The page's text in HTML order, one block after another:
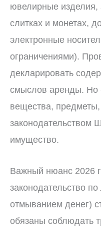
ювелирные изделия,
слитках и монетах,
электронные
ограничениями).
декларировать
смыслов аренды. Но
вещества,
законодательством
имущество.
Важный нюанс 2026
законодательство по
отмыванием денег)
обязаны соблюдать